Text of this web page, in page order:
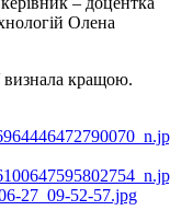
Олена
визнала кращою.